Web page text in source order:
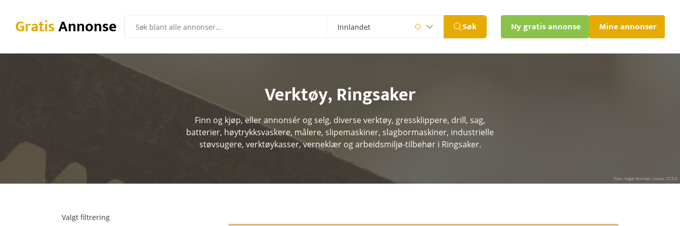
GratisAnnonse Søk Ny gratis annonse Mine annonser
Verktøy,Ringsaker
Finn og kjøp, eller annonsér og selg, diverse verktøy, gressklippere, drill, sag,
batterier, høytrykksvaskere, målere, slipemaskiner, slagbormaskiner, industrielle
støvsugere, verktøykasser, verneklær og arbeidsmiljø-tilbehør i Ringsaker.
Foto: Vegar Norman, Lisens: CC3.0
Valgt filtrering